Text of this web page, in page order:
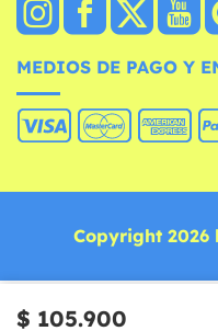
$ 105.900
MEDIOS DE PAGO Y
Copyright 2026